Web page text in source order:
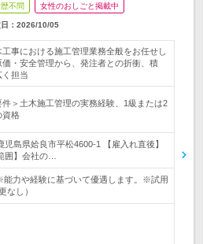
不問 女性のおしごと掲載中
： 2026/10/05
事における施工管理業務全般をお任せし
価・安全管理から、発注者との折衝、積
く担当
件＞土木施工管理の実務経験、1級または2
資格
児島県姶良市平松4600-1 【雇入れ直後】
囲】会社の…
能力や経験に基づいて優遇します。※試用
なし）